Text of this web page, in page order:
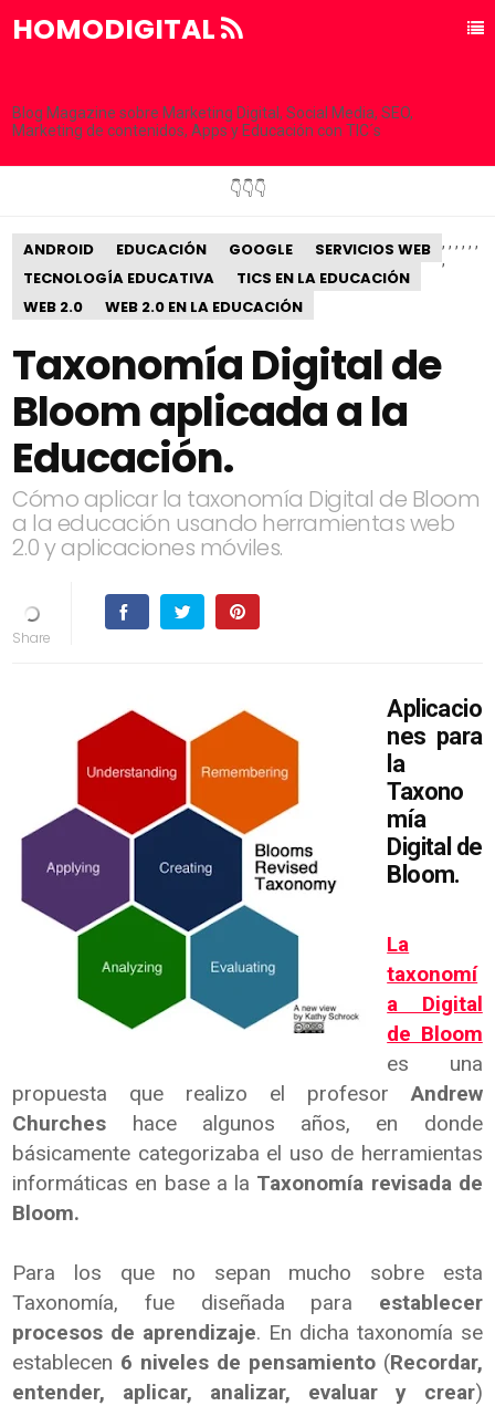
HOMODIGITAL
Blog Magazine sobre Marketing Digital, Social Media, SEO,
Marketing de contenidos, Apps y Educación con TIC´s
👇👇👇
ANDROID ,
EDUCACIÓN ,
GOOGLE ,
SERVICIOS WEB ,
TECNOLOGÍA EDUCATIVA
,
TICS EN LA EDUCACIÓN
,
WEB 2.0
,
WEB 2.0 EN LA EDUCACIÓN
Taxonomía Digital de
Bloom aplicada a la
Educación.
Cómo aplicar la taxonomía Digital de Bloom
a la educación usando herramientas web
2.0 y aplicaciones móviles.
Aplicacio
nes para
la
Taxono
mía
Digital de
Bloom.
La
taxonomí
a Digital
de Bloom
es una
propuesta que realizo el profesorAndrew
Churches hace algunos años, en donde
básicamente categorizaba el uso de herramientas
informáticas en base a la Taxonomía revisada de
Bloom.
Para los que no sepan mucho sobre esta
Taxonomía, fue diseñada para establecer
procesos de aprendizaje. En dicha taxonomía se
establecen 6 niveles de pensamiento(Recordar,
entender, aplicar, analizar, evaluar y crear)